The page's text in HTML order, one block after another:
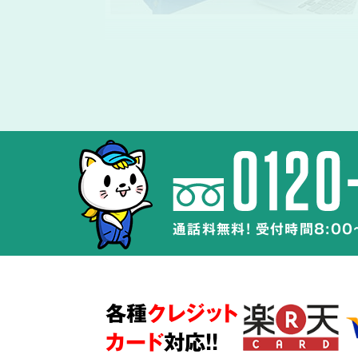
除去・除菌・洗浄
孤独死や事件・事故の現場では体液
完全に取り除くことが最も重要です。
特殊清掃の経験豊富なスタッフが、
また、当社が採用するオゾン脱臭・
ウジ・ハエなどの害虫被害にも効果
通話料無料! 受付時間8:00
各種クレジット
カード対応!!